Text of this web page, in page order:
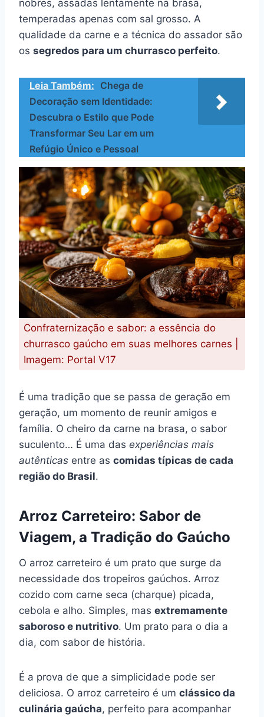
nobres, assadas lentamente na brasa,
temperadas apenas com sal grosso. A
qualidade da carne e a técnica do assador são
os segredos para um churrasco perfeito.
Leia Também: Chega de
Decoração sem Identidade:
Descubra o Estilo que Pode
Transformar Seu Lar em um
Refúgio Único e Pessoal
Confraternização e sabor: a essência do
churrasco gaúcho em suas melhores carnes |
Imagem: Portal V17
É uma tradição que se passa de geração em
geração, um momento de reunir amigos e
família. O cheiro da carne na brasa, o sabor
suculento… É uma das experiências mais
autênticas entre as comidas típicas de cada
região do Brasil.
Arroz Carreteiro: Sabor de
Viagem, a Tradição do Gaúcho
O arroz carreteiro é um prato que surge da
necessidade dos tropeiros gaúchos. Arroz
cozido com carne seca (charque) picada,
cebola e alho. Simples, mas extremamente
saboroso e nutritivo. Um prato para o dia a
dia, com sabor de história.
É a prova de que a simplicidade pode ser
deliciosa. O arroz carreteiro é um clássico da
culinária gaúcha, perfeito para acompanhar